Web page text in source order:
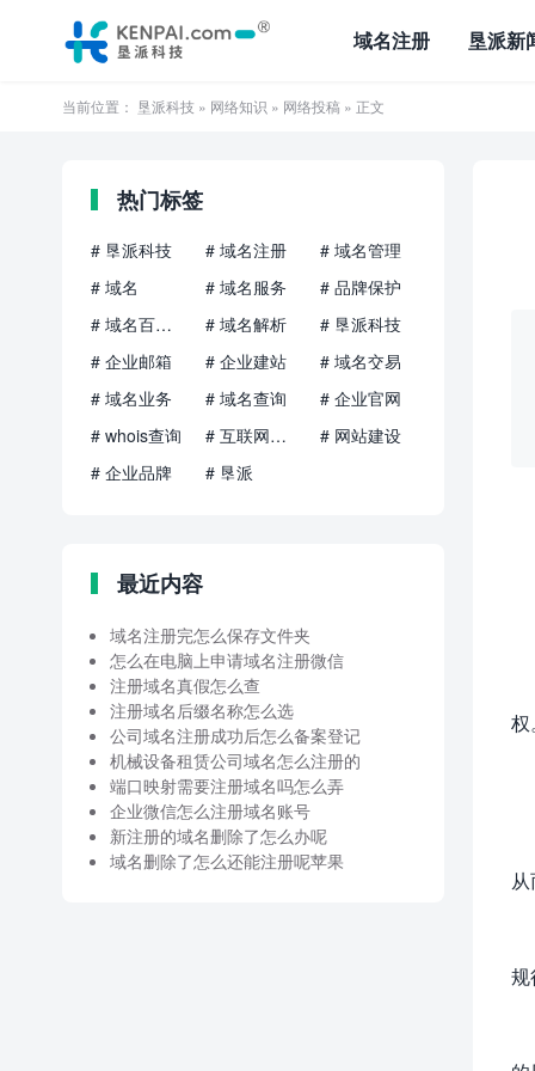
域名注册 垦派新
当前位置： 垦派科技 » 网络知识 » 网络投稿 » 正文
权
规
热门标签
# 垦派科技 # 域名注册
# 域名管理
# 域名
# 域名服务
# 品牌保护
# 域名百科知识
# 域名解析
# 垦派科技
# 企业邮箱
# 企业建站
# 域名交易
# 域名业务
# 域名查询
# 企业官网
# whois查询
# 互联网品牌
# 网站建设
# 企业品牌
# 垦派
最近内容
域名注册完怎么保存文件夹
怎么在电脑上申请域名注册微信
注册域名真假怎么查
注册域名后缀名称怎么选
公司域名注册成功后怎么备案登记
机械设备租赁公司域名怎么注册的
端口映射需要注册域名吗怎么弄
企业微信怎么注册域名账号
新注册的域名删除了怎么办呢
域名删除了怎么还能注册呢苹果